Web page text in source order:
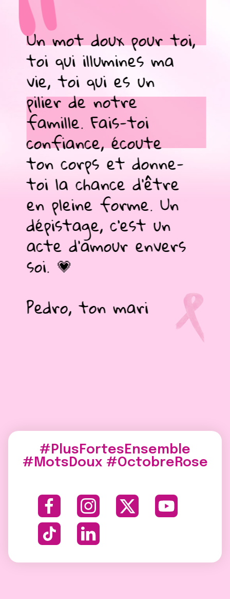
Un mot doux pour toi,
toi qui illumines ma
vie, toi qui es un
pilier de notre
famille. Fais-toi
confiance, écoute
ton corps et donne-
toi la chance d’être
en pleine forme. Un
dépistage, c’est un
acte d’amour envers
soi. 💗
Pedro, ton mari
#PlusFortesEnsemble
#MotsDoux #OctobreRose